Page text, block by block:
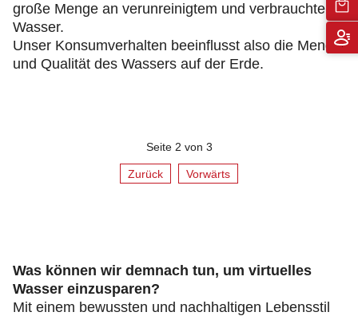
große Menge an verunreinigtem und verbrauchtem
Wasser.
Unser Konsumverhalten beeinflusst also die Menge
und Qualität des Wassers auf der Erde.
Seite 2 von 3
Zurück Vorwärts
Was können wir demnach tun, um virtuelles
Wasser einzusparen?
Mit einem bewussten und nachhaltigen Lebensstil